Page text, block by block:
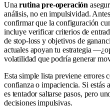
Unarutina pre-operación
análisis, no en impulsividad.
confirmar que la configuración
incluye verificar criterios de
de stop-loss y objetivos de
actuales apoyan tu estrategia
volatilidad que podría generar
Esta simple lista previene errores
confianza o impaciencia. Si estás
es tentador saltarse pasos, pero
decisiones impulsivas.